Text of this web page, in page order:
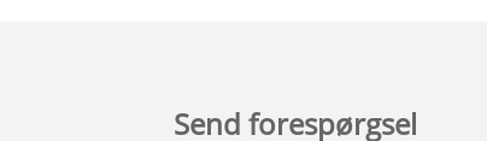
Send forespørgsel